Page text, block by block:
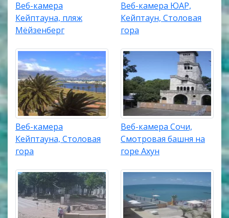
Веб-камера
Кейптауна, пляж
Мёйзенберг
Веб-камера ЮАР,
Кейптаун, Столовая
гора
Веб-камера
Кейптауна, Столовая
гора
Веб-камера Сочи,
Смотровая башня на
горе Ахун